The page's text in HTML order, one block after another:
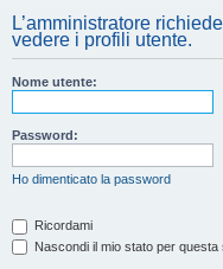
L’amministratore
vedere i profili utente.
Nome utente:
Password:
Ho dimenticato la password
Ricordami
Nascondi il mio stato per questa